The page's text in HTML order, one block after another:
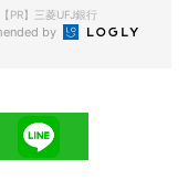
【PR】三菱UFJ銀行
by